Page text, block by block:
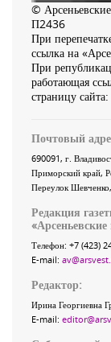
©
П2436
При
ссылка на
При
работающая
страницу сайта:
Почтовый
690091, г.
Приморский край,
Переулок Шевченко
Редакция
«Арсеньевские
Телефон: +7 (423)
E-mail:
Редактор:
Ирина Георгиевна
E-mail: